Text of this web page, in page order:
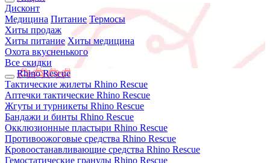
Дисконт
Медицина Питание Термосы
Хиты продаж
Хиты питание Хиты медицина
Охота вкусненького
Все скидки
Rhino Rescue
Тактические жилеты Rhino Rescue
Аптечки тактические Rhino Rescue
Жгуты и турникеты Rhino Rescue
Бандажи и бинты Rhino Rescue
Окклюзионные пластыри Rhino Rescue
Противоожоговые средства Rhino Rescue
Кровоостанавливающие средства Rhino Rescue
Гемостатические гранулы Rhino Rescue